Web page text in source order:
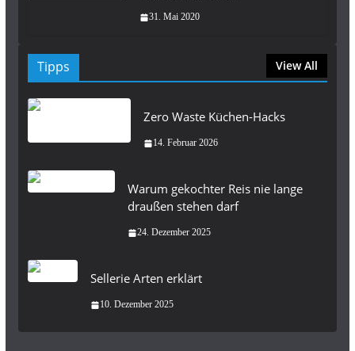
31. Mai 2020
Tipps View All
Zero Waste Küchen-Hacks
14. Februar 2026
Warum gekochter Reis nie lange
draußen stehen darf
24. Dezember 2025
Sellerie Arten erklärt
10. Dezember 2025